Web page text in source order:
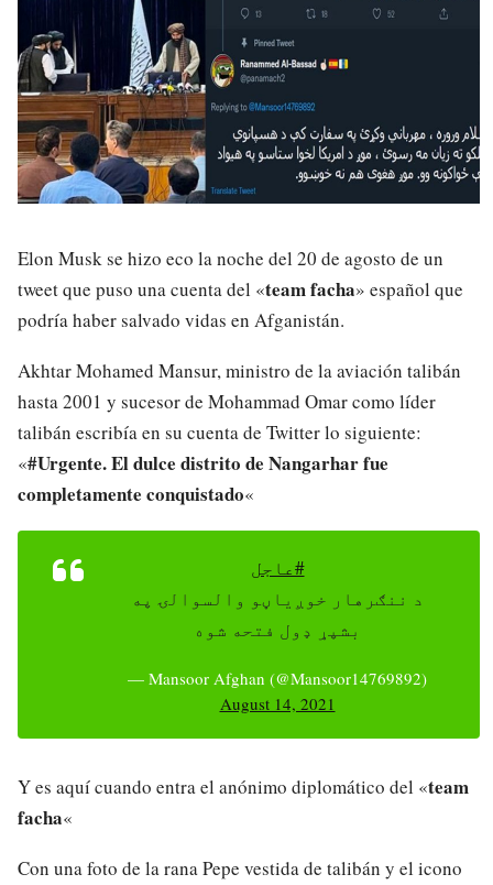
Elon Musk se hizo eco la noche del 20 de agosto de un
tweet que puso una cuenta del «team facha» español que
podría haber salvado vidas en Afganistán.
Akhtar Mohamed Mansur, ministro de la aviación talibán
hasta 2001 y sucesor de Mohammad Omar como líder
talibán escribía en su cuenta de Twitter lo siguiente:
«#Urgente. El dulce distrito de Nangarhar fue
completamente conquistado«
#عاجل
د ننګرهار خوږیاڼو والسوالۍ په
بشپړ ډول فتحه شوه
— Mansoor Afghan (@Mansoor14769892)
August 14, 2021
Y es aquí cuando entra el anónimo diplomático del «team
facha«
Con una foto de la rana Pepe vestida de talibán y el icono